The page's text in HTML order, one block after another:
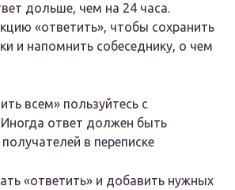
дольше, чем на 24 часа.
«ответить», чтобы сохранить
и напомнить собеседнику, о чем
всем» пользуйтесь с
ответ должен быть
в переписке
«ответить» и добавить нужных